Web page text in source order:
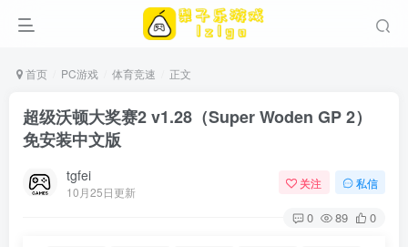
首页 PC游戏 体育竞速 正文
超级沃顿大奖赛2 v1.28（Super Woden GP 2）
免安装中文版
tgfei
10月25日更新
关注 私信
0 89 0